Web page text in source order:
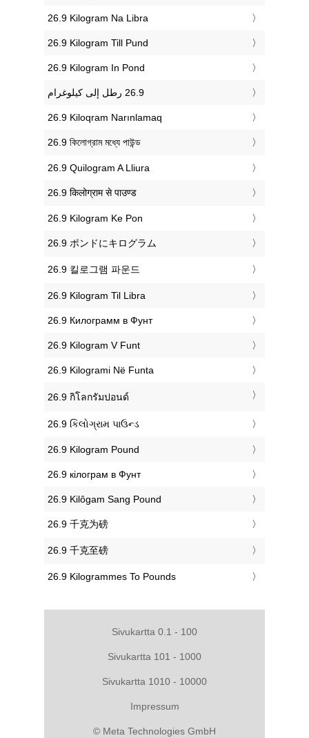
‎26.9 Kilogram Na Libra
‎26.9 Kilogram Till Pund
‎26.9 Kilogram In Pond
‎26.9 Kiloqram Narınlamaq
‎26.9 কিলোগ্রাম মধ্যে পাউন্ড
‎26.9 Quilogram A Lliura
‎26.9 किलोग्राम से पाउण्ड
‎26.9 Kilogram Ke Pon
‎26.9 ポンドにキログラム
‎26.9 킬로그램 파운드
‎26.9 Kilogram Til Libra
‎26.9 Килограмм в Фунт
‎26.9 Kilogram V Funt
‎26.9 Kilogrami Në Funta
‎26.9 กิโลกรัมปอนด์
‎26.9 કિલોગ્રામ પાઉન્ડ
‎26.9 Kilogram Pound
‎26.9 кілограм в Фунт
‎26.9 Kilôgam Sang Pound
‎26.9 千克为磅
‎26.9 千克至磅
‎26.9 Kilogrammes To Pounds
Sivukartta 0.1 - 100
Sivukartta 101 - 1000
Sivukartta 1010 - 10000
Impressum
© Meta Technologies GmbH